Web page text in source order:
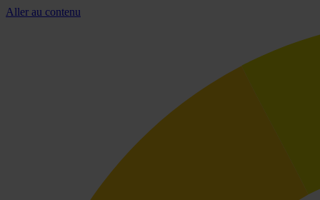
Aller au contenu